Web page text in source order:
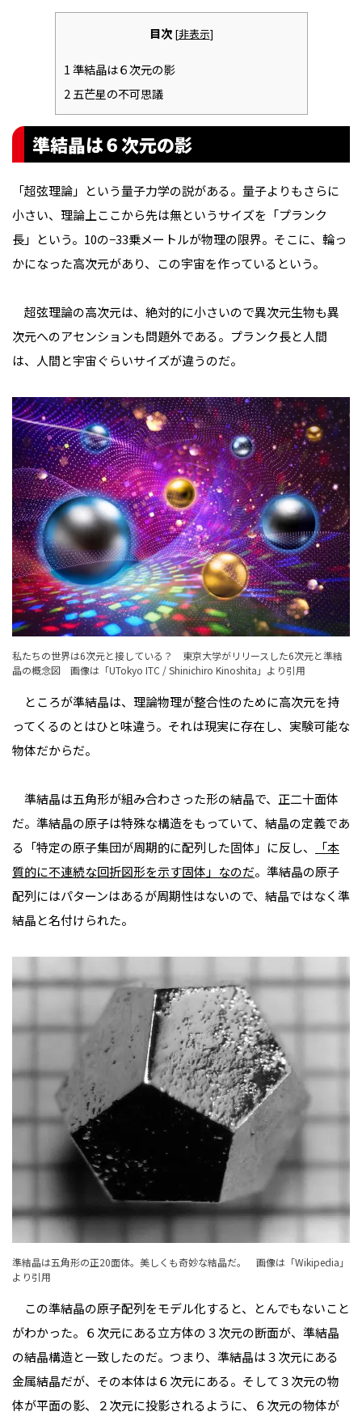
目次 [非表示]
1準結晶は６次元の影
2五芒星の不可思議
準結晶は６次元の影
「超弦理論」という量子力学の説がある。量子よりもさらに
小さい、理論上ここから先は無というサイズを「プランク
長」という。10の−33乗メートルが物理の限界。そこに、輪っ
かになった高次元があり、この宇宙を作っているという。
超弦理論の高次元は、絶対的に小さいので異次元生物も異
次元へのアセンションも問題外である。プランク長と人間
は、人間と宇宙ぐらいサイズが違うのだ。
私たちの世界は6次元と接している？ 東京大学がリリースした6次元と準結
晶の概念図 画像は「UTokyo ITC / Shinichiro Kinoshita」より引用
ところが準結晶は、理論物理が整合性のために高次元を持
ってくるのとはひと味違う。それは現実に存在し、実験可能な
物体だからだ。
準結晶は五角形が組み合わさった形の結晶で、正二十面体
だ。準結晶の原子は特殊な構造をもっていて、結晶の定義であ
る「特定の原子集団が周期的に配列した固体」に反し、
「本
質的に不連続な回折図形を示す固体」なのだ。準結晶の原子
配列にはパターンはあるが周期性はないので、結晶ではなく準
結晶と名付けられた。
準結晶は五角形の正20面体。美しくも奇妙な結晶だ。 画像は「Wikipedia 」
より引用
この準結晶の原子配列をモデル化すると、とんでもないこと
がわかった。６次元にある立方体の３次元の断面が、準結晶
の結晶構造と一致したのだ。つまり、準結晶は３次元にある
金属結晶だが、その本体は６次元にある。そして３次元の物
体が平面の影、２次元に投影されるように、６次元の物体が